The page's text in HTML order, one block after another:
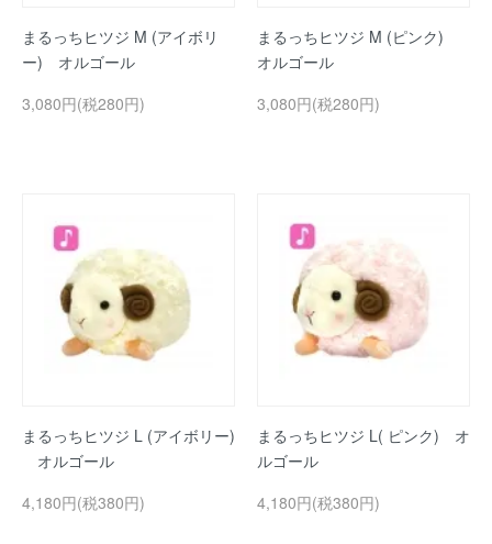
まるっちヒツジ M (アイボリ
ー) オルゴール
3,080円(税280円)
まるっちヒツジ M (ピンク)
オルゴール
3,080円(税280円)
まるっちヒツジ L (アイボリー)
オルゴール
4,180円(税380円)
まるっちヒツジ L( ピンク) オ
ルゴール
4,180円(税380円)